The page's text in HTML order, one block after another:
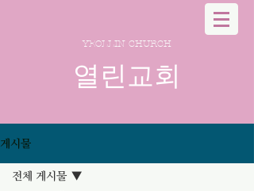
YEOLLIN CHURCH
열린교회
게시물
전체 게시물